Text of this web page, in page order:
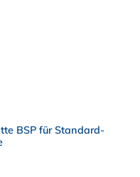
BSP für Standard-